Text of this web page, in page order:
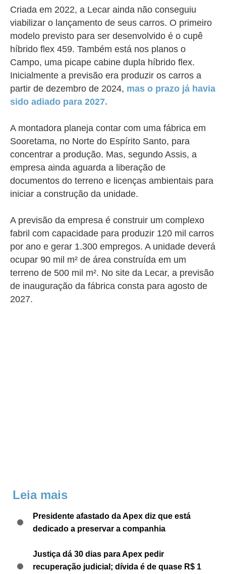
Criada em 2022, a Lecar ainda não conseguiu
viabilizar o lançamento de seus carros. O primeiro
modelo previsto para ser desenvolvido é o cupê
híbrido flex 459. Também está nos planos o
Campo, uma picape cabine dupla híbrido flex.
Inicialmente a previsão era produzir os carros a
partir de dezembro de 2024, mas o prazo já havia
sido adiado para 2027.
A montadora planeja contar com uma fábrica em
Sooretama, no Norte do Espírito Santo, para
concentrar a produção. Mas, segundo Assis, a
empresa ainda aguarda a liberação de
documentos do terreno e licenças ambientais para
iniciar a construção da unidade.
A previsão da empresa é construir um complexo
fabril com capacidade para produzir 120 mil carros
por ano e gerar 1.300 empregos. A unidade deverá
ocupar 90 mil m² de área construída em um
terreno de 500 mil m². No site da Lecar, a previsão
de inauguração da fábrica consta para agosto de
2027.
Leia mais
Presidente afastado da Apex diz que está
dedicado a preservar a companhia
Justiça dá 30 dias para Apex pedir
recuperação judicial; dívida é de quase R$ 1